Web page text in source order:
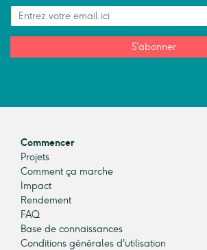
S'abonner
Commencer
Projets
Comment ça marche
Impact
Rendement
FAQ
Base de connaissances
Conditions générales d'utilisation